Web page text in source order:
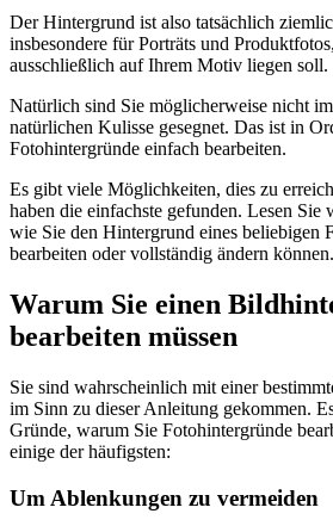
Der Hintergrund ist also tatsächlich
insbesondere für Porträts und
ausschließlich auf Ihrem Motiv liegen soll.
Natürlich sind Sie möglicherweise nicht
natürlichen Kulisse gesegnet. Das ist in
Fotohintergründe einfach bearbeiten.
Es gibt viele Möglichkeiten, dies zu
haben die einfachste gefunden. Lesen Sie
wie Sie den Hintergrund eines beliebigen
bearbeiten oder vollständig ändern können.
Warum Sie einen
bearbeiten müssen
Sie sind wahrscheinlich mit einer
im Sinn zu dieser Anleitung gekommen.
Gründe, warum Sie Fotohintergründe
einige der häufigsten:
Um Ablenkungen zu vermeiden